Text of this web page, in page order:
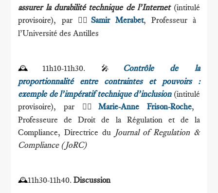
assurer la durabilité technique de l’Internet(intitulé
provisoire), par 🕴🏻 Samir Merabet, Professeur à
l’Université des Antilles
🕰 11h10-11h30. 🎤 Contrôle de la
proportionnalité entre contraintes et pouvoirs :
exemple de l’impératif technique d’inclusion (intitulé
provisoire), par 🕴🏻 Marie-Anne Frison-Roche,
Professeure de Droit de la Régulation et de la
Compliance, Directrice du Journal of Regulation &
Compliance (JoRC)
🕰11h30-11h40.Discussion